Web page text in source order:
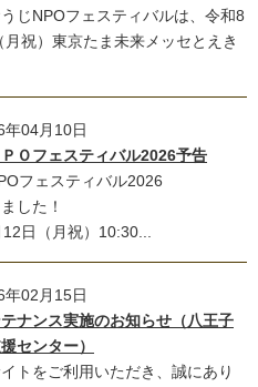
じNPOフェスティバルは、令和8
祝）東京たま未来メッセとえき
04月10日
Ｏフェスティバル2026予告
フェスティバル2026
した！
日（月祝）10:30...
02月15日
ナンス実施のお知らせ（八王子
センター）
トをご利用いただき、誠にあり